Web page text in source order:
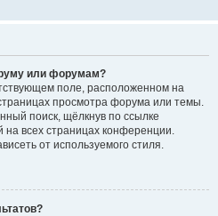
или форумам?
поле, расположенном на
просмотра форума или темы.
поиск, щёлкнув по ссылке
всех страницах конференции.
от используемого стиля.